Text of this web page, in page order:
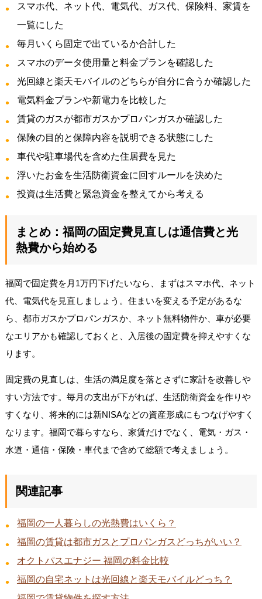
スマホ代、ネット代、電気代、ガス代、保険料、家賃を
一覧にした
毎月いくら固定で出ているか合計した
スマホのデータ使用量と料金プランを確認した
光回線と楽天モバイルのどちらが自分に合うか確認した
電気料金プランや新電力を比較した
賃貸のガスが都市ガスかプロパンガスか確認した
保険の目的と保障内容を説明できる状態にした
車代や駐車場代を含めた住居費を見た
浮いたお金を生活防衛資金に回すルールを決めた
投資は生活費と緊急資金を整えてから考える
まとめ：福岡の固定費見直しは通信費と光
熱費から始める
福岡で固定費を月1万円下げたいなら、まずはスマホ代、ネット
代、電気代を見直しましょう。住まいを変える予定があるな
ら、都市ガスかプロパンガスか、ネット無料物件か、車が必要
なエリアかも確認しておくと、入居後の固定費を抑えやすくな
ります。
固定費の見直しは、生活の満足度を落とさずに家計を改善しや
すい方法です。毎月の支出が下がれば、生活防衛資金を作りや
すくなり、将来的には新NISAなどの資産形成にもつなげやすく
なります。福岡で暮らすなら、家賃だけでなく、電気・ガス・
水道・通信・保険・車代まで含めて総額で考えましょう。
関連記事
福岡の一人暮らしの光熱費はいくら？
福岡の賃貸は都市ガスとプロパンガスどっちがいい？
オクトパスエナジー 福岡の料金比較
福岡の自宅ネットは光回線と楽天モバイルどっち？